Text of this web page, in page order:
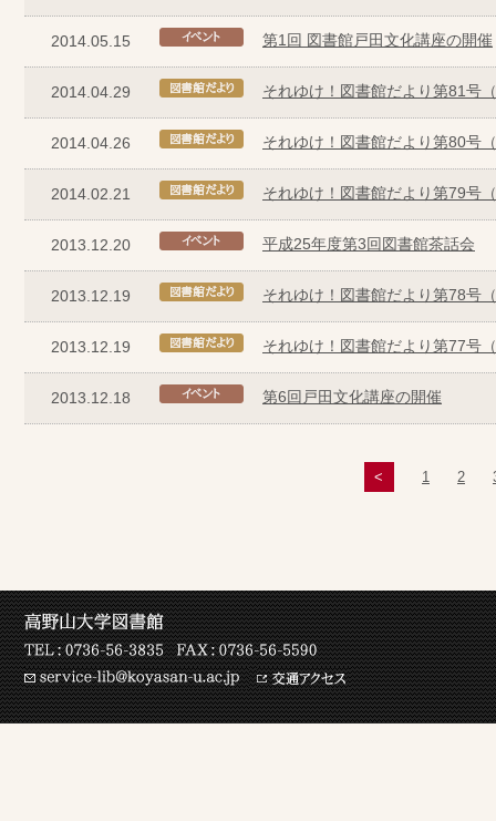
2014.05.15 第1回 図書館戸田文化講座の開催
2014.04.29 それゆけ！図書館だより第81号
2014.04.26 それゆけ！図書館だより第80号
2014.02.21 それゆけ！図書館だより第79号
2013.12.20 平成25年度第3回図書館茶話会
2013.12.19 それゆけ！図書館だより第78号
2013.12.19 それゆけ！図書館だより第77号
2013.12.18 第6回戸田文化講座の開催
< 1 2